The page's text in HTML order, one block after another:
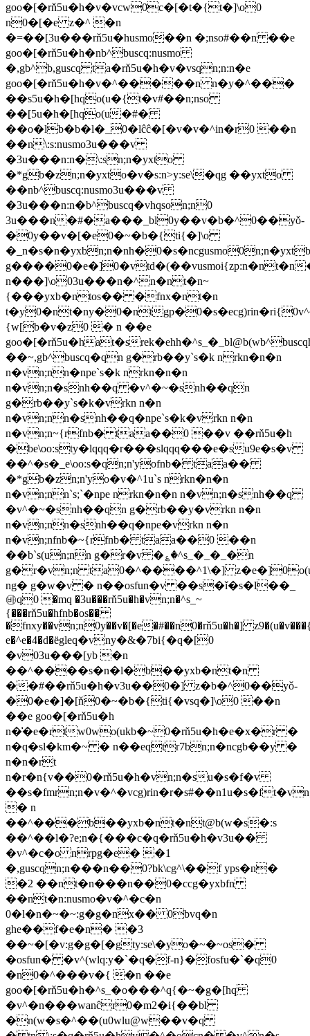
goo�[�rň5u�h�v�vcw0c�[�t�{t�]\o0
n0�[�e z�^ �n
�=��[3u���rň5u�husmo��n �;nso#��n ��e
goo�[�rň5u�h�nb^buscq:nusmo
�,gb^b,guscq ta�rň5u�h�v�vsqn;n:n�e
goo�[�rň5u�h�v�^�����n n�y�^���
��s5u�h�[hqo(u�{t�v#��n;nso
��[5u�h�[hqo(u�#�
��o�lb�b�l�_0�lĉĉ�[�v�v�^in�r0 ��n
��n\:s:nusmo3u���v
�3u���n:n�\:sn;n�yxto
�*gb�zn;n�yxto�v�s:n>y:se\�qg ��yxto
��nb^buscq:nusmo3u���v
�3u���n:n�b^buscq�vhqson;n0
3u���n�#�a���_bl0y��v�b�^0��yǒ-
�0y��v�[�e0�~�b�{ti{�]\o
g����0�e�]0�vtd�(��vusmoi{zp:n�nt�n
n���]\o03u���n�^n�nt�n~
{���yxb�ntos�� �fnx�nt�n
t�y0�nt�ny�0�nt
{w[b�v�z0 � n ��e
goo�[�rň5u�hat�s
��~,gb^buscq�qn g�rb��y`s�k nrkn�n�n
n�vn;nn�npe`s�k nrkn�n�n
n�vn;n�snh��q �v^�~�snh��qn
g�rb��y`s�k�vrkn n�n
n�vn;nn�snh��q�npe`s�k�vrkn n�n
n�vn;n~{rfnb� taa��0 ��v ��rň5u�h
�be\oo:sty�lqqq�r���slqqq���e�su9e�s�v
��^�s�_e\oo:s�qn;n'yofnb� taa��
�*gb�zn;n'yo�v�^1u`s nrkn�n�n
n�vn;nn`s;`�npe nrkn�n�n n�vn;n�snh��q
�v^�~�snh��qn g�rb��y�vrkn n�n
n�vn;nn�snh��q�npe�vrkn n�n
n�vn;nfnb�~{rfnb� taa��0 ��n
��b`s(un;nn g�r�v �؏�^s_�_�_�n
g�r�vn;n ta0�^����^1\�]
ng� g�w�v � n��osfun�v ��s�ǐ�s�l��_
㉳q0 �mq �3u���rň5u�h�vn;n�^s_~
{���rň5u�hfnb�os��
�fnxy��vn;n0y��v�[�e�#��n0�rň5u�h�]
e�^e�4�d�ёgleq�vny�&�7bi{�q�[0
�v03u���[yb �n
��^����s�n�l�b��yxb�nt�n
��#��rň5u�h�v3u��0�] z�b�^0��yǒ-
�0�e�]�[ň0�~�b�{ti{�vsq�]\o0 ��n
��e goo�[�rň5u�h
n�͑�e�rtw0wo(ukb�~0�rň5u�h�e�x�r �
n�q�sl�km�~ � n��eqtr7bn;n�ncgb��y �
n�n�rt
n�r�n{v��0�rň5u�h�vn;n�su�s�f�v
� n
��^���b��yxb�nt�nt@b(w�s�:s
��^��l�?e;n�{���c�q�rň5u�h�v3u��
�v^�c�o nrpg�e� �1
�,guscqn;n���n��0?bk\cg^\��f yps�n�
�2 ��nt�n���n��0�ccg�yxbfn
��nt�n:nusmo�v�^�c�n
0�l�n�~�~:g�g�nx�� 0bvq�n
ghe��f�e�n� �3
��~�[�v:g�g�[�gty:se\�yo�~�~os�
�osfun� �v^(wlq:y�`�q�f-n}�fosfu�`�q0
�n0�^���v�{ �n ��e
goo�[�rň5u�h�^s_�o���^q{�~�g�[hq
�v^�n���wanĉr0�m2�i{��bl
�n(w�s�^��(u0wlu@w��v�q